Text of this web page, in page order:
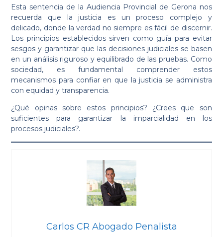
Esta sentencia de la Audiencia Provincial de Gerona nos
recuerda que la justicia es un proceso complejo y
delicado, donde la verdad no siempre es fácil de discernir.
Los principios establecidos sirven como guía para evitar
sesgos y garantizar que las decisiones judiciales se basen
en un análisis riguroso y equilibrado de las pruebas. Como
sociedad, es fundamental comprender estos
mecanismos para confiar en que la justicia se administra
con equidad y transparencia.
¿Qué opinas sobre estos principios? ¿Crees que son
suficientes para garantizar la imparcialidad en los
procesos judiciales?.
Carlos CR Abogado Penalista